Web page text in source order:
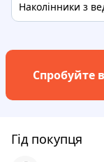
Наколінники з
Спробуйте
Гід покупця